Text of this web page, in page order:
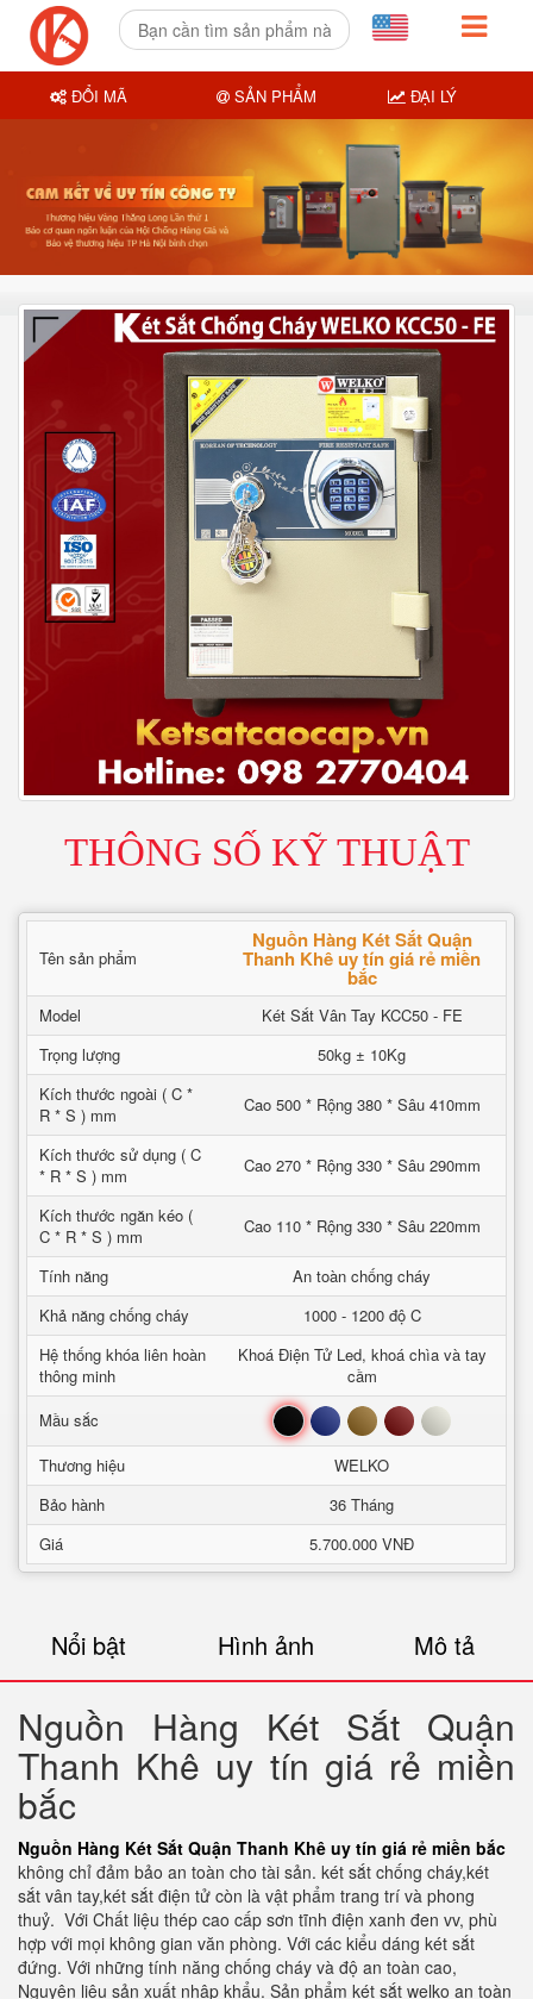
THÔNG SỐ KỸ THUẬT
Tên sản phẩm
Nguồn Hàng Két Sắt Quận
Thanh Khê uy tín giá rẻ miền
bắc
Model
Két Sắt Vân Tay KCC50 - FE
Trọng lượng
50kg ± 10Kg
Kích thước ngoài ( C *
R * S ) mm
Cao 500 * Rộng 380 * Sâu 410mm
Kích thước sử dụng ( C
* R * S ) mm
Cao 270 * Rộng 330 * Sâu 290mm
Kích thước ngăn kéo (
C * R * S ) mm
Cao 110 * Rộng 330 * Sâu 220mm
Tính năng
An toàn chống cháy
Khả năng chống cháy
1000 - 1200 độ C
Hệ thống khóa liên hoàn
thông minh
Khoá Điện Tử Led, khoá chìa và tay
cầm
Mầu sắc
Đen Xanh Nâu Đỏ Trắng
Thương hiệu
WELKO
Bảo hành
36 Tháng
Giá
5.700.000 VNĐ
Nổi bật Hình ảnh Mô tả
Nguồn Hàng Két Sắt Quận
Thanh Khê uy tín giá rẻ miền
bắc
Nguồn Hàng Két Sắt Quận Thanh Khê uy tín giá rẻ miền bắc
không chỉ đảm bảo an toàn cho tài sản. két sắt chống cháy,két
sắt vân tay,két sắt điện tử còn là vật phẩm trang trí và phong
thuỷ. Với Chất liệu thép cao cấp sơn tĩnh điện xanh đen vv, phù
hợp với mọi không gian văn phòng. Với các kiểu dáng két sắt
đứng. Với những tính năng chống cháy và độ an toàn cao,
Nguyên liệu sản xuất nhập khẩu. Sản phẩm két sắt welko an toàn
ĐỔI MÃ SẢN PHẨM ĐẠI LÝ